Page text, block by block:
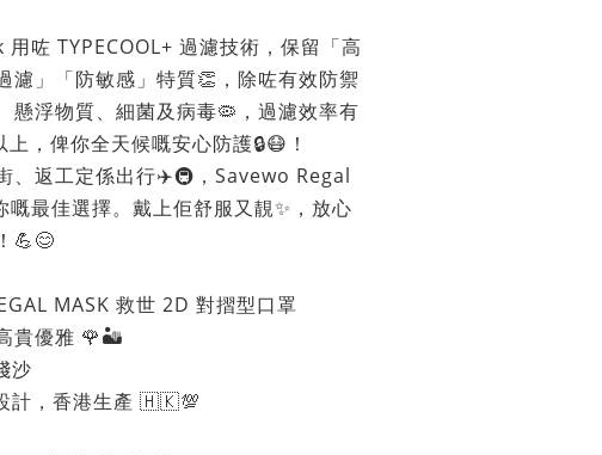
咗 TYPECOOL+ 過濾技術，保留「高
濾」「防敏感」特質👏，除咗有效防禦
懸浮物質、細菌及病毒🦠，過濾效率有
，俾你全天候嘅安心防護🔒😷！
、返工定係出行✈️🚇，Savewo Regal
嘅最佳選擇。戴上佢舒服又靚✨，放心
💪😊
MASK 救世 2D 對摺型口罩
貴優雅 🌹🏜️
沙
計，香港生產 🇭🇰💯